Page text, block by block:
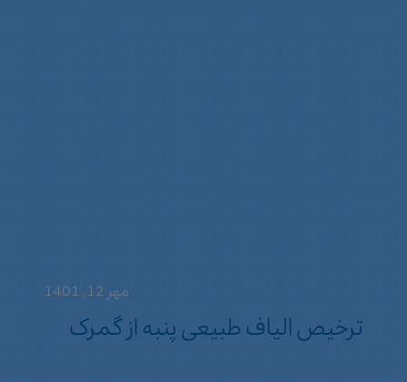
مهر 12, 1401
ترخیص الیاف طبیعی پنبه از گمرک